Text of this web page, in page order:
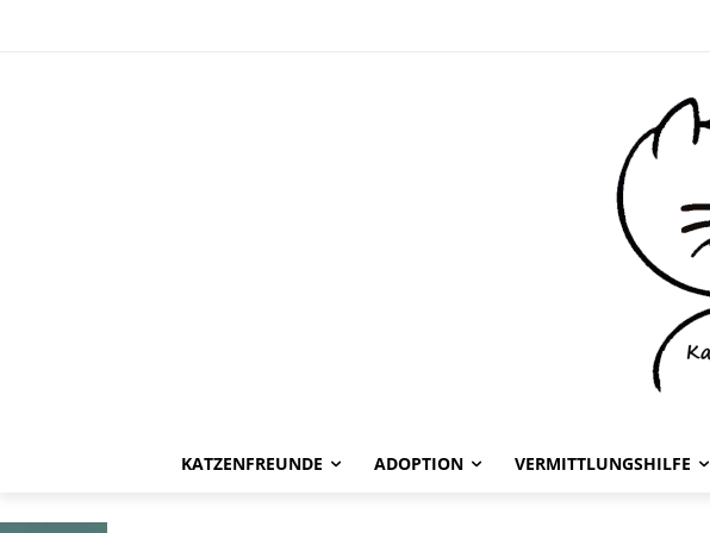
KATZENFREUNDE ADOPTION VERMITTLUNGSHILFE
Achilleas -vermittelt-